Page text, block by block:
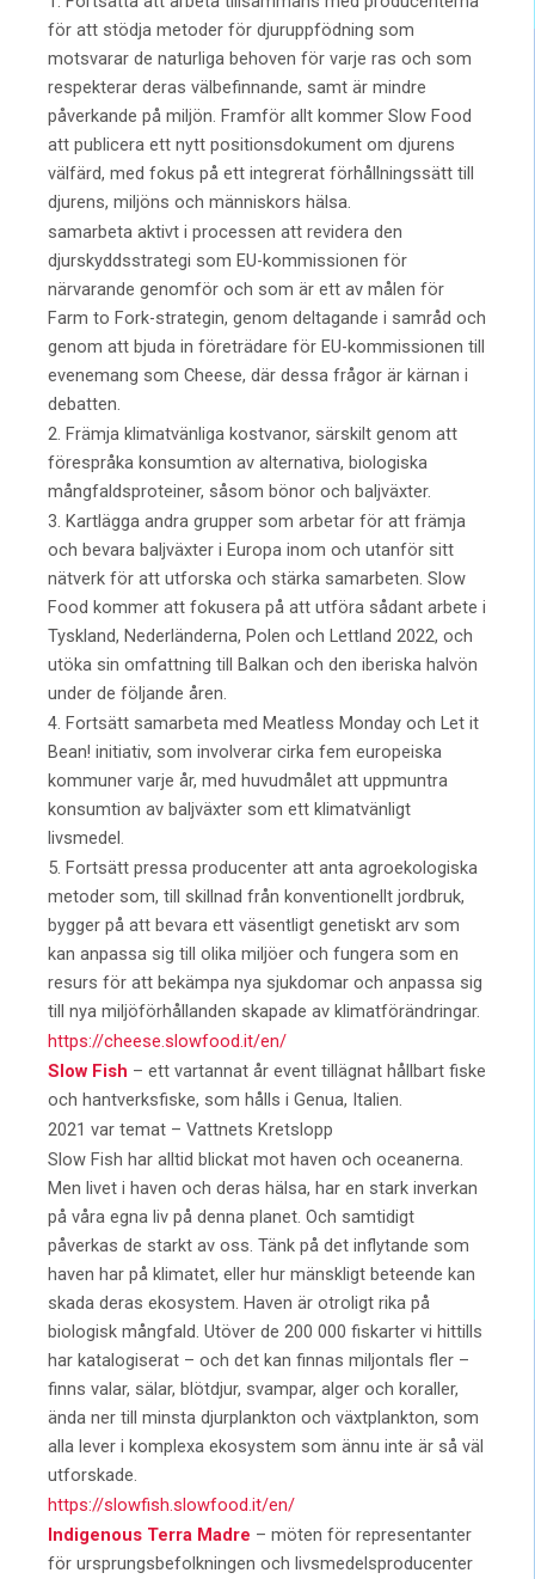
för att stödja metoder för djuruppfödning som
motsvarar de naturliga behoven för varje ras och som
respekterar deras välbefinnande, samt är mindre
påverkande på miljön. Framför allt kommer Slow Food
att publicera ett nytt positionsdokument om djurens
välfärd, med fokus på ett integrerat förhållningssätt till
djurens, miljöns och människors hälsa.
samarbeta aktivt i processen att revidera den
djurskyddsstrategi som EU-kommissionen för
närvarande genomför och som är ett av målen för
Farm to Fork-strategin, genom deltagande i samråd och
genom att bjuda in företrädare för EU-kommissionen till
evenemang som Cheese, där dessa frågor är kärnan i
debatten.
2. Främja klimatvänliga kostvanor, särskilt genom att
förespråka konsumtion av alternativa, biologiska
mångfaldsproteiner, såsom bönor och baljväxter.
3. Kartlägga andra grupper som arbetar för att främja
och bevara baljväxter i Europa inom och utanför sitt
nätverk för att utforska och stärka samarbeten. Slow
Food kommer att fokusera på att utföra sådant arbete i
Tyskland, Nederländerna, Polen och Lettland 2022, och
utöka sin omfattning till Balkan och den iberiska halvön
under de följande åren.
4. Fortsätt samarbeta med Meatless Monday och Let it
Bean! initiativ, som involverar cirka fem europeiska
kommuner varje år, med huvudmålet att uppmuntra
konsumtion av baljväxter som ett klimatvänligt
livsmedel.
5. Fortsätt pressa producenter att anta agroekologiska
metoder som, till skillnad från konventionellt jordbruk,
bygger på att bevara ett väsentligt genetiskt arv som
kan anpassa sig till olika miljöer och fungera som en
resurs för att bekämpa nya sjukdomar och anpassa sig
till nya miljöförhållanden skapade av klimatförändringar.
https://cheese.slowfood.it/en/
Slow Fish – ett vartannat år event tillägnat hållbart fiske
och hantverksfiske, som hålls i Genua, Italien.
2021 var temat – Vattnets Kretslopp
Slow Fish har alltid blickat mot haven och oceanerna.
Men livet i haven och deras hälsa, har en stark inverkan
på våra egna liv på denna planet. Och samtidigt
påverkas de starkt av oss. Tänk på det inflytande som
haven har på klimatet, eller hur mänskligt beteende kan
skada deras ekosystem. Haven är otroligt rika på
biologisk mångfald. Utöver de 200 000 fiskarter vi hittills
har katalogiserat – och det kan finnas miljontals fler –
finns valar, sälar, blötdjur, svampar, alger och koraller,
ända ner till minsta djurplankton och växtplankton, som
alla lever i komplexa ekosystem som ännu inte är så väl
utforskade.
https://slowfish.slowfood.it/en/
Indigenous Terra Madre – möten för representanter
för ursprungsbefolkningen och livsmedelsproducenter